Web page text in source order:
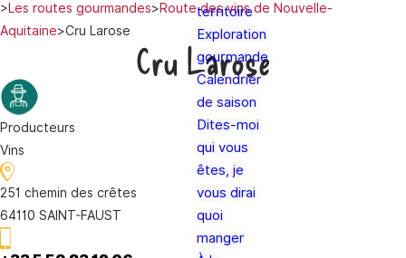
territoire
Exploration
gourmande
Calendrier
de saison
Dites-moi
qui vous
êtes, je
vous dirai
quoi
manger
>Les routes gourmandes>Route des vins de Nouvelle-
Aquitaine>Cru Larose
Cru Larose
Producteurs
Vins
251 chemin des crêtes
64110 SAINT-FAUST